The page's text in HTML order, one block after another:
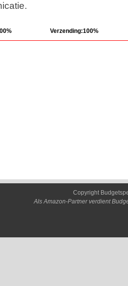
Verzending:100%
Copyright
Als Amazon-Partner verdient